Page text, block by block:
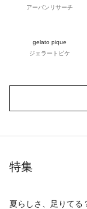
アーバンリサーチ
gelato pique
ジェラートピケ
特集
夏らしさ、足りてる